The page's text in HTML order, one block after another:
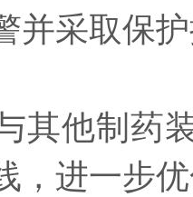
并采取保
他制药装
，进一步